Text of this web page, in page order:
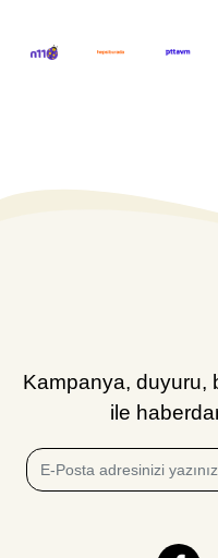
Kampanya, duyuru,
ile